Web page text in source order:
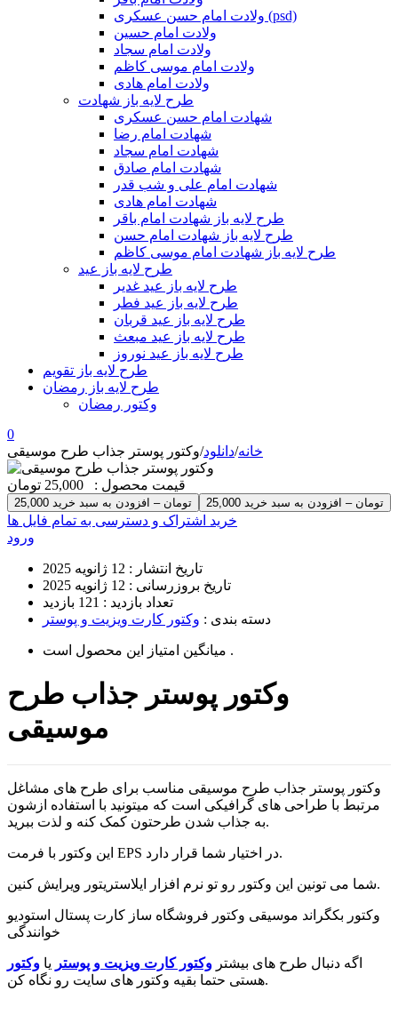
ولادت امام حسن عسکری (psd)
ولادت امام حسین
ولادت امام سجاد
ولادت امام موسی کاظم
ولادت امام هادی
طرح لایه باز شهادت
شهادت امام حسن عسکری
شهادت امام رضا
شهادت امام سجاد
شهادت امام صادق
شهادت امام علی و شب قدر
شهادت امام هادی
طرح لایه باز شهادت امام باقر
طرح لایه باز شهادت امام حسن
طرح لایه باز شهادت امام موسی کاظم
طرح لایه باز عید
طرح لایه باز عید غدیر
طرح لایه باز عید فطر
طرح لایه باز عید قربان
طرح لایه باز عید مبعث
طرح لایه باز عید نوروز
طرح لایه باز تقویم
طرح لایه باز رمضان
وکتور رمضان
0
خانه/دانلود/وکتور پوستر جذاب طرح موسیقی
قیمت محصول : 25,000 تومان
25,000 تومان – افزودن به سبد خرید
خرید اشتراک و دسترسی به تمام فایل ها
ورود
تاریخ انتشار : 12 ژانویه 2025
تاریخ بروزرسانی : 12 ژانویه 2025
تعداد بازدید : 121 بازدید
دسته بندی : وکتور کارت ویزیت و پوستر
میانگین امتیاز این محصول است .
وکتور پوستر جذاب طرح
موسیقی
وکتور پوستر جذاب طرح موسیقی مناسب برای طرح های مشاغل
مرتبط با طراحی های گرافیکی است که میتونید با استفاده ازشون
به جذاب شدن طرحتون کمک کنه و لذت ببرید.
این وکتور با فرمت EPS در اختیار شما قرار دارد.
شما می تونین این وکتور رو تو نرم افزار ایلاستریتور ویرایش کنین.
وکتور بکگراند موسیقی وکتور فروشگاه ساز کارت پستال استودیو
خوانندگی
اگه دنبال طرح های بیشتر وکتور کارت ویزیت و پوستر یا وکتور
هستی حتما بقیه وکتور های سایت رو نگاه کن.